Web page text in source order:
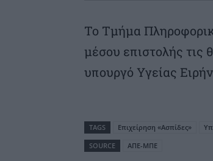
Το Τμήμα
μέσου επιστολής τις
υπουργό Υγείας
TAGS Επιχείρηση «Ασπίδες»
SOURCE
ΑΠΕ-ΜΠΕ